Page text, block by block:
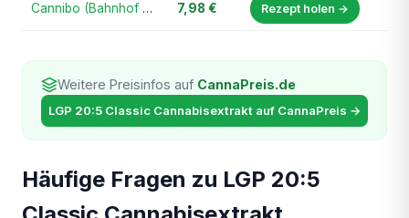
Cannibo (Bahnhof Apotheke) 7,98 € Rezept holen →
Weitere Preisinfos auf CannaPreis.de
LGP 20:5 Classic Cannabisextrakt auf CannaPreis →
Häufige Fragen zu LGP 20:5